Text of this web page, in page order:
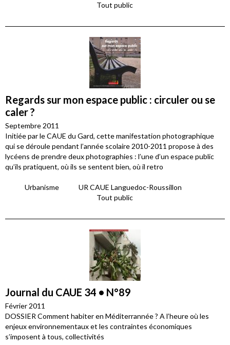
Tout public
Regards sur mon espace public : circuler ou se
caler ?
Septembre 2011
Initiée par le CAUE du Gard, cette manifestation photographique
qui se déroule pendant l’année scolaire 2010-2011 propose à des
lycéens de prendre deux photographies : l’une d’un espace public
qu’ils pratiquent, où ils se sentent bien, où il retro
Urbanisme
UR CAUE Languedoc-Roussillon
Tout public
Journal du CAUE 34 • N°89
Février 2011
DOSSIER Comment habiter en Méditerrannée ? A l’heure où les
enjeux environnementaux et les contraintes économiques
s’imposent à tous, collectivités